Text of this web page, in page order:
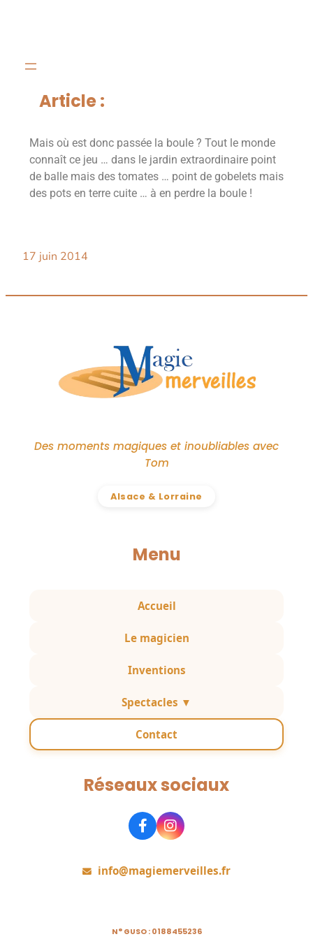
Article :
Mais où est donc passée la boule ? Tout le monde
connaît ce jeu … dans le jardin extraordinaire point
de balle mais des tomates … point de gobelets mais
des pots en terre cuite … à en perdre la boule !
17 juin 2014
Des moments magiques et inoubliables avec
Tom
Alsace & Lorraine
Menu
Accueil
Le magicien
Inventions
Spectacles ▼
Contact
Réseaux sociaux
info@magiemerveilles.fr
N° GUSO : 0188455236